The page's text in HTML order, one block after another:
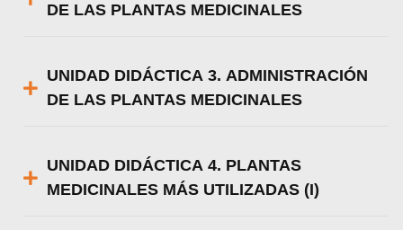
DE LAS PLANTAS MEDICINALES
UNIDAD DIDÁCTICA 3. ADMINISTRACIÓN
DE LAS PLANTAS MEDICINALES
UNIDAD DIDÁCTICA 4. PLANTAS
MEDICINALES MÁS UTILIZADAS (I)